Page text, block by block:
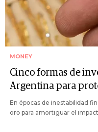
MONEY
Cinco formas de
Argentina para
En épocas de inestabilidad
oro para amortiguar el